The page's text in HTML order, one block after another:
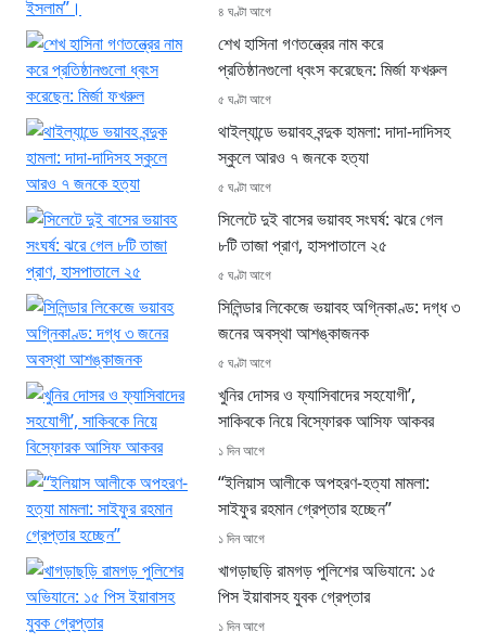
৪ ঘণ্টা আগে
শেখ হাসিনা গণতন্ত্রের নাম করে
প্রতিষ্ঠানগুলো ধ্বংস করেছেন: মির্জা ফখরুল
৫ ঘণ্টা আগে
থাইল্যান্ডে ভয়াবহ বন্দুক হামলা: দাদা-দাদিসহ
স্কুলে আরও ৭ জনকে হত্যা
৫ ঘণ্টা আগে
সিলেটে দুই বাসের ভয়াবহ সংঘর্ষ: ঝরে গেল
৮টি তাজা প্রাণ, হাসপাতালে ২৫
৫ ঘণ্টা আগে
সিলিন্ডার লিকেজে ভয়াবহ অগ্নিকাণ্ড: দগ্ধ ৩
জনের অবস্থা আশঙ্কাজনক
৫ ঘণ্টা আগে
খুনির দোসর ও ফ্যাসিবাদের সহযোগী’,
সাকিবকে নিয়ে বিস্ফোরক আসিফ আকবর
১ দিন আগে
“ইলিয়াস আলীকে অপহরণ-হত্যা মামলা:
সাইফুর রহমান গ্রেপ্তার হচ্ছেন”
১ দিন আগে
খাগড়াছড়ি রামগড় পুলিশের অভিযানে: ১৫
পিস ইয়াবাসহ যুবক গ্রেপ্তার
১ দিন আগে